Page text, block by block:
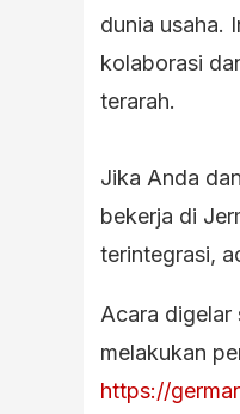
dunia usaha.
kolaborasi
terarah.
Jika Anda
bekerja di
terintegrasi,
Acara digelar
melakukan
https://